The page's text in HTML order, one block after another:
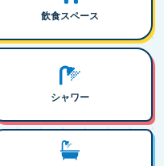
飲食スペース
シャワー